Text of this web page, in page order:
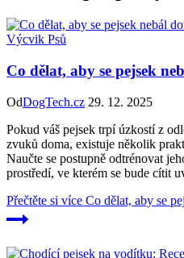
Výcvik Psů
Co dělat, aby se pejsek
OdDogTech.cz 29. 12. 2025
Pokud váš pejsek trpí úzkostí z
zvuků doma, existuje několik
Naučte se postupně odtrénovat
prostředí, ve kterém se bude cítit
Přečtěte si více Co dělat, aby se